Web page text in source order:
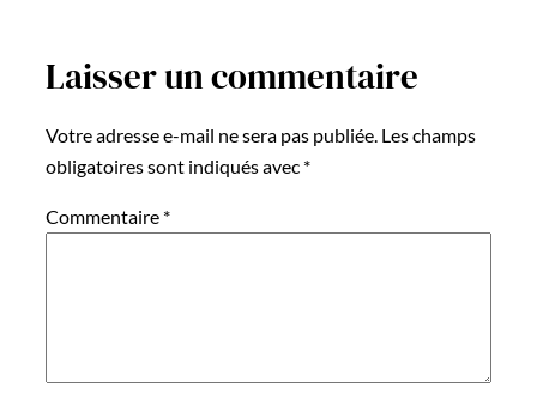
Laisser un commentaire
Votre adresse e-mail ne sera pas publiée. Les champs
obligatoires sont indiqués avec *
Commentaire *